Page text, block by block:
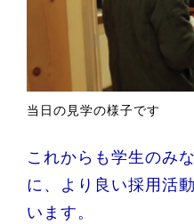
当日の見学の様子です
これからも学生のみ
に、より良い採用活
います。